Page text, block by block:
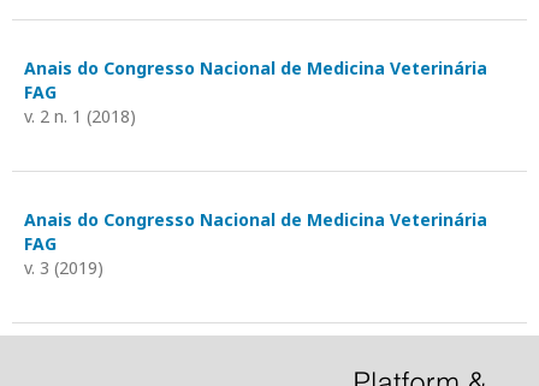
Anais do Congresso Nacional de Medicina Veterinária
FAG
v. 2 n. 1 (2018)
Anais do Congresso Nacional de Medicina Veterinária
FAG
v. 3 (2019)